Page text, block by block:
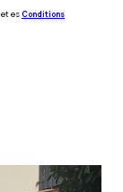
et esConditions